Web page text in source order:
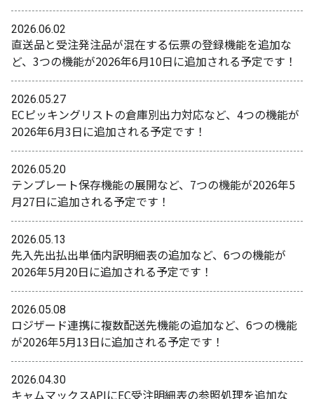
2026.06.02
直送品と受注発注品が混在する伝票の登録機能を追加な
ど、3つの機能が2026年6月10日に追加される予定です！
2026.05.27
ECピッキングリストの倉庫別出力対応など、4つの機能が
2026年6月3日に追加される予定です！
2026.05.20
テンプレート保存機能の展開など、7つの機能が2026年5
月27日に追加される予定です！
2026.05.13
先入先出払出単価内訳明細表の追加など、6つの機能が
2026年5月20日に追加される予定です！
2026.05.08
ロジザード連携に複数配送先機能の追加など、6つの機能
が2026年5月13日に追加される予定です！
2026.04.30
キャムマックスAPIにEC受注明細表の参照処理を追加な